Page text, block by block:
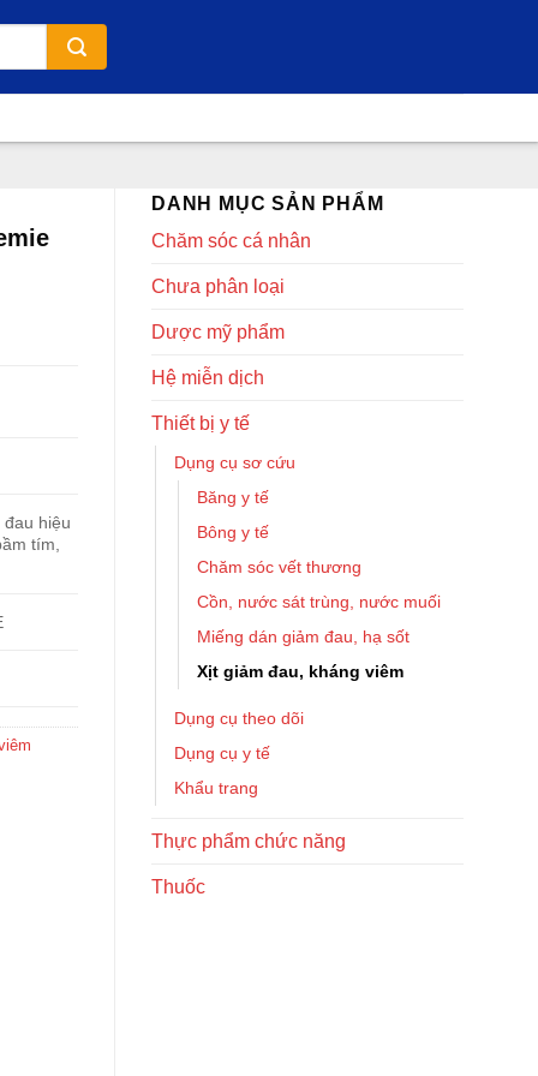
DANH MỤC SẢN PHẨM
Chăm sóc cá nhân
Chưa phân loại
Dược mỹ phẩm
Hệ miễn dịch
Thiết bị y tế
Dụng cụ sơ cứu
Băng y tế
Bông y tế
Chăm sóc vết thương
Cồn, nước sát trùng, nước muối
Miếng dán giảm đau, hạ sốt
Xịt giảm đau, kháng viêm
Dụng cụ theo dõi
Dụng cụ y tế
Khẩu trang
Thực phẩm chức năng
Thuốc
đau hiệu
tím,